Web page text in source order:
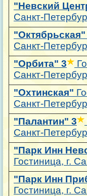
"Невский
Санкт-
"Октябрьская"
Санкт-
"Орбита" 3
Санкт-
"Охтинская"
Санкт-
"Палантин" 3
Санкт-
"Парк Инн
Гостиница, г.
"Парк Инн
Гостиница, г.